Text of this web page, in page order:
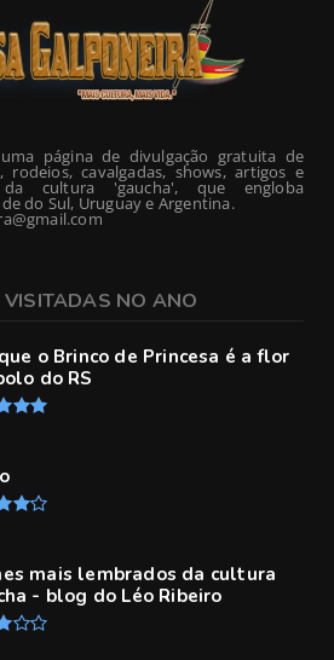
página de divulgação gratuita de
rodeios, cavalgadas, shows, artigos e
da cultura 'gaucha', que engloba
do Sul, Uruguay e Argentina.
NO ANO
o Brinco de Princesa é a flor
do RS
mais lembrados da cultura
- blog do Léo Ribeiro